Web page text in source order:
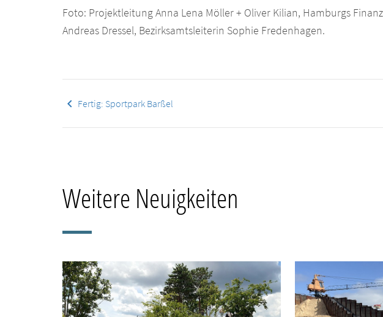
Foto: Projektleitung Anna Lena Möller + Oliver Kilian, Hamburgs
Andreas Dressel, Bezirksamtsleiterin Sophie Fredenhagen.
keyboard_arrow_left Fertig: Sportpark Barßel
Weitere Neuigkeiten